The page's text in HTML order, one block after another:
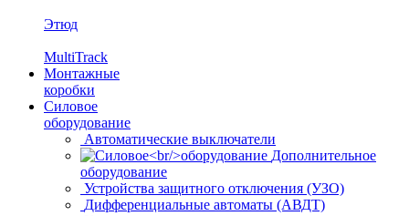
Этюд
MultiTrack
Монтажные
коробки
Силовое
оборудование
Автоматические выключатели
Дополнительное
оборудование
Устройства защитного отключения (УЗО)
Дифференциальные автоматы (АВДТ)